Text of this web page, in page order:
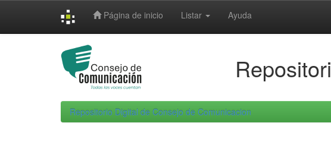
Página de inicio Listar Ayuda
Repositorio Digital de Consejo de Comunicacion